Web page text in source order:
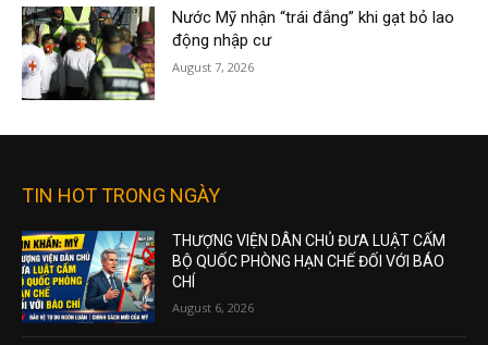
Nước Mỹ nhận “trái đắng” khi gạt bỏ lao
động nhập cư
August 7, 2026
TIN HOT TRONG NGÀY
THƯỢNG VIỆN DÂN CHỦ ĐƯA LUẬT CẤM
BỘ QUỐC PHÒNG HẠN CHẾ ĐỐI VỚI BÁO
CHÍ
August 6, 2026